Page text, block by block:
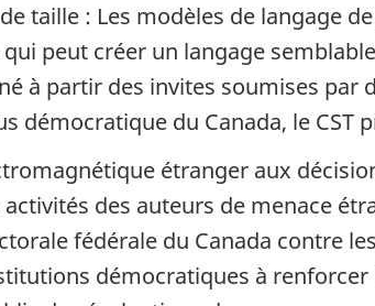
taille : Les modèles de langage
peut créer un langage
à partir des invites soumises par
démocratique du Canada, le CST
étranger aux
des auteurs de menace
fédérale du Canada contre
démocratiques à